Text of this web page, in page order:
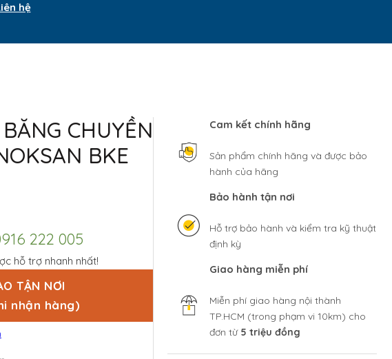
hệ
CHUYỀN
BKE
222 005
hỗ trợ nhanh nhất!
TẬN NƠI
nhận hàng)
Cam kết chính hãng
Sản phẩm chính hãng và được bảo
hành của hãng
Bảo hành tận nơi
Hỗ trợ bảo hành và kiểm tra kỹ thuật
định kỳ
Giao hàng miễn phí
Miễn phí giao hàng nội thành
TP.HCM (trong phạm vi 10km) cho
đơn từ 5 triệu đồng